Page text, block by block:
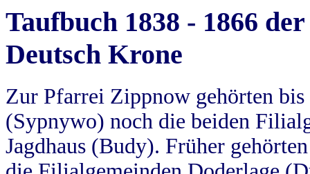
Taufbuch 1838 - 1866
Deutsch Krone
Zur Pfarrei Zippnow gehörten
(Sypnywo) noch die beiden
Jagdhaus (Budy). Früher